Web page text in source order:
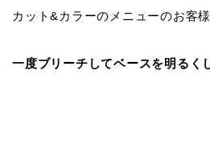
カット&カラーのメニューのお客様
一度ブリーチしてベースを明るく